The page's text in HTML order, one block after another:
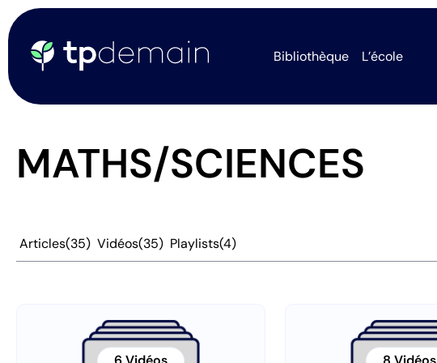
Bibliothèque L’école
MATHS/SCIENCES
Articles(35) Vidéos(35) Playlists(4)